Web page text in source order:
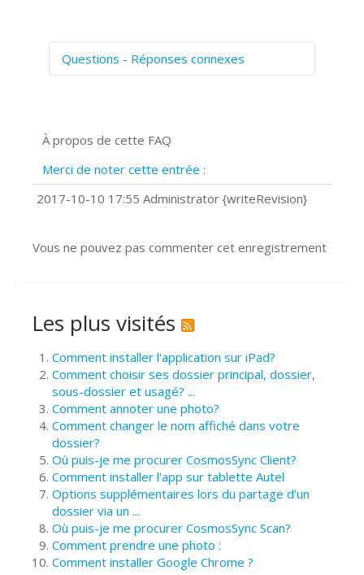
Questions - Réponses connexes
Prise de vue 360°
?
Comment installer Google Chrome ?
À propos de cette FAQ
Merci de noter cette entrée :
2017-10-10 17:55 Administrator {writeRevision}
Vous ne pouvez pas commenter cet enregistrement
Les plus visités
Comment installer l'application sur iPad?
Comment choisir ses dossier principal, dossier,
sous-dossier et usagé? ...
Comment annoter une photo?
Comment changer le nom affiché dans votre
dossier?
Où puis-je me procurer CosmosSync Client?
Comment installer l'app sur tablette Autel
Options supplémentaires lors du partage d’un
dossier via un ...
Où puis-je me procurer CosmosSync Scan?
Comment prendre une photo :
Comment installer Google Chrome ?